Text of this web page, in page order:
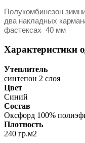
Полукомбинезон
два накладных
фастексах 40 мм
Характеристики
Утеплитель
синтепон 2 слоя
Цвет
Синий
Состав
Оксфорд 100%
Плотность
240 гр.м2